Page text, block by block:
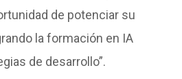
de potenciar su
la formación en IA
de desarrollo”.